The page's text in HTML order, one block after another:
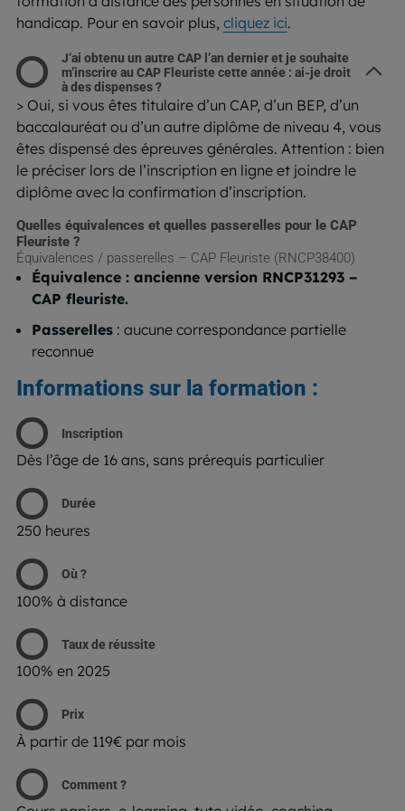
handicap. Pour en savoir plus, cliquez ici.
J’ai obtenu un autre CAP l’an dernier et je souhaite
m’inscrire au CAP Fleuriste cette année : ai-je droit
à des dispenses ?
> Oui, si vous êtes titulaire d’un CAP, d’un BEP, d’un
baccalauréat ou d’un autre diplôme de niveau 4, vous
êtes dispensé des épreuves générales. Attention : bien
le préciser lors de l’inscription en ligne et joindre le
diplôme avec la confirmation d’inscription.
Quelles équivalences et quelles passerelles pour le CAP
Fleuriste ?
Équivalences / passerelles – CAP Fleuriste (RNCP38400)
Équivalence : ancienne version RNCP31293 –
CAP fleuriste.
Passerelles : aucune correspondance partielle
reconnue
Informations sur la formation :
Inscription
Dès l’âge de 16 ans, sans prérequis particulier
Durée
250 heures
Où ?
100% à distance
Taux de réussite
100% en 2025
Prix
À partir de 119€ par mois
Comment ?
Lors de la navigation sur notre site, nous recueillons et traitons
des données vous concernant qui nous permettent de vous
de vous adresser, directement ou via des partenaires, des
communications et publicités personnalisées et de mesurer